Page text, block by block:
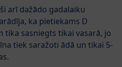
arī dažādo gadalaiku
ka pietiekams D
tika sasniegts tikai vasarā, jo
tiek saražoti ādā un tikai 5-